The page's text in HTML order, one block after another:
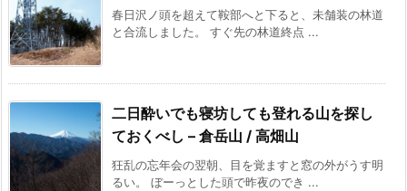
春日沢ノ頭を超えて鞍部へと下ると、未舗装の林道
と合流しました。 すぐ先の林道終点 ...
二日酔いでも寝坊しても登れる山を探し
ておくべし – 倉岳山 / 高畑山
狂乱の忘年会の翌朝、目を覚ますと窓の外がうす明
るい。 ぼーっとした頭で昨夜のでき ...